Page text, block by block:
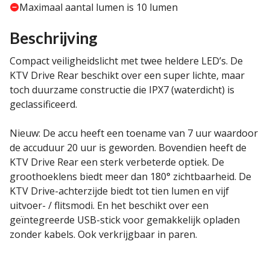
Maximaal aantal lumen is 10 lumen
Beschrijving
Compact veiligheidslicht met twee heldere LED’s. De
KTV Drive Rear beschikt over een super lichte, maar
toch duurzame constructie die IPX7 (waterdicht) is
geclassificeerd.
Nieuw: De accu heeft een toename van 7 uur waardoor
de accuduur 20 uur is geworden. Bovendien heeft de
KTV Drive Rear een sterk verbeterde optiek. De
groothoeklens biedt meer dan 180° zichtbaarheid. De
KTV Drive-achterzijde biedt tot tien lumen en vijf
uitvoer- / flitsmodi. En het beschikt over een
geïntegreerde USB-stick voor gemakkelijk opladen
zonder kabels. Ook verkrijgbaar in paren.